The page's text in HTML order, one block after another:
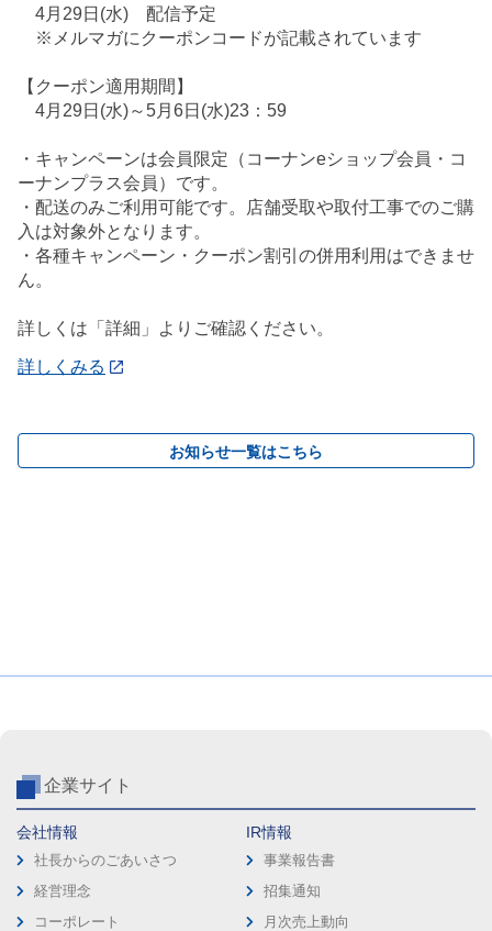
4月29日(水) 配信予定
※メルマガにクーポンコードが記載されています
【クーポン適用期間】
4月29日(水)～5月6日(水)23：59
・キャンペーンは会員限定（コーナンeショップ会員・コ
ーナンプラス会員）です。
・配送のみご利用可能です。店舗受取や取付工事でのご購
入は対象外となります。
・各種キャンペーン・クーポン割引の併用利用はできませ
ん。
詳しくは「詳細」よりご確認ください。
詳しくみる
お知らせ一覧はこちら
企業サイト
会社情報
社長からのごあいさつ
経営理念
コーポレート
IR情報
事業報告書
招集通知
月次売上動向